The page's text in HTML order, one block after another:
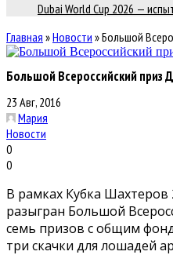
Dubai World Cup 2026 —
Главная »Новости »Большой
Большой Всероссийский приз
23 Авг, 2016
Мария
Новости
0
0
В рамках Кубка
разыгран Большой
семь призов с общим
три скачки для лошадей